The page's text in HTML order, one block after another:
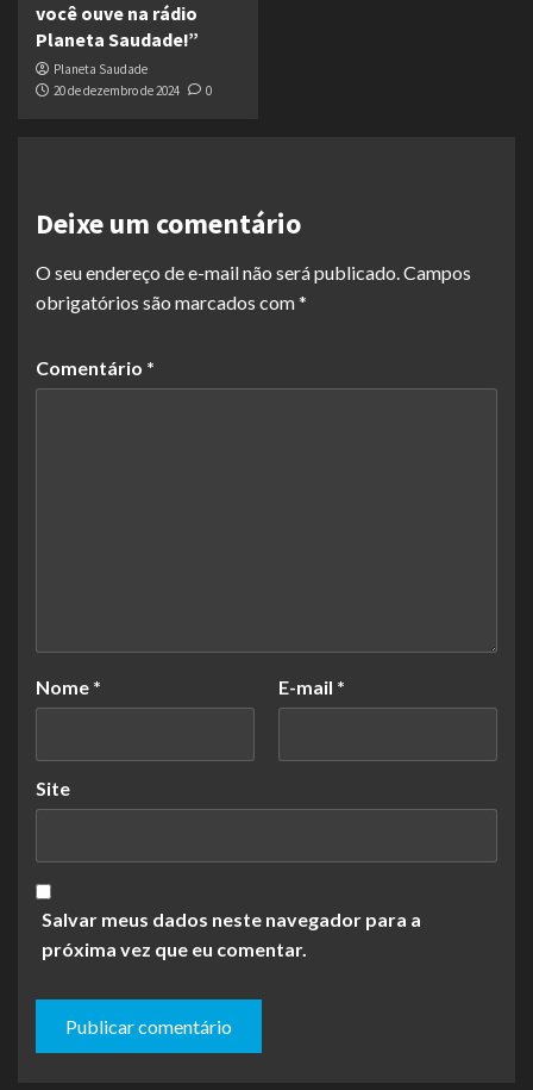
você ouve na rádio
Planeta Saudade!”
Planeta Saudade
20 de dezembro de 2024
0
Deixe um comentário
O seu endereço de e-mail não será publicado.Campos
obrigatórios são marcados com*
Comentário *
Nome * E-mail *
Site
Salvar meus dados neste navegador para a
próxima vez que eu comentar.